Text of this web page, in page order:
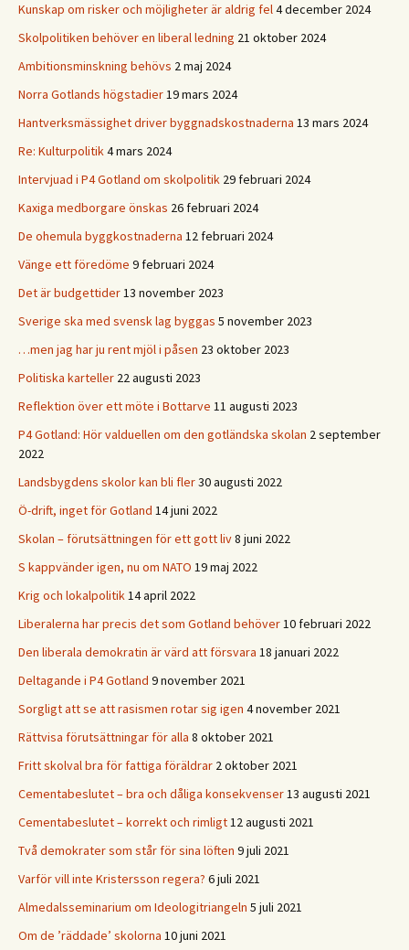
Kunskap om risker och möjligheter är aldrig fel4 december 2024
Skolpolitiken behöver en liberal ledning 21 oktober 2024
Ambitionsminskning behövs 2 maj 2024
Norra Gotlands högstadier19 mars 2024
Hantverksmässighet driver byggnadskostnaderna 13 mars 2024
Re: Kulturpolitik4 mars 2024
Intervjuad i P4 Gotland om skolpolitik 29 februari 2024
Kaxiga medborgare önskas 26 februari 2024
De ohemula byggkostnaderna 12 februari 2024
Vänge ett föredöme 9 februari 2024
Det är budgettider13 november 2023
Sverige ska med svensk lag byggas 5 november 2023
…men jag har ju rent mjöl i påsen 23 oktober 2023
Politiska karteller 22 augusti 2023
Reflektion över ett möte i Bottarve 11 augusti 2023
P4 Gotland: Hör valduellen om den gotländska skolan 2 september
2022
Landsbygdens skolor kan bli fler30 augusti 2022
Ö-drift, inget för Gotland 14 juni 2022
Skolan – förutsättningen för ett gott liv8 juni 2022
S kappvänder igen, nu om NATO 19 maj 2022
Krig och lokalpolitik14 april 2022
Liberalerna har precis det som Gotland behöver10 februari 2022
Den liberala demokratin är värd att försvara 18 januari 2022
Deltagande i P4 Gotland 9 november 2021
Sorgligt att se att rasismen rotar sig igen 4 november 2021
Rättvisa förutsättningar för alla 8 oktober 2021
Fritt skolval bra för fattiga föräldrar 2 oktober 2021
Cementabeslutet – bra och dåliga konsekvenser13 augusti 2021
Cementabeslutet – korrekt och rimligt12 augusti 2021
Två demokrater som står för sina löften 9 juli 2021
Varför vill inte Kristersson regera? 6 juli 2021
Almedalsseminarium om Ideologitriangeln 5 juli 2021
Om de ’räddade’ skolorna 10 juni 2021